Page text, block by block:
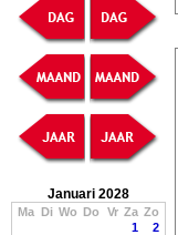
Januari 2028
Ma Di Wo Do Vr Za Zo
1
2